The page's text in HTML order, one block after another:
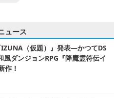
ュース
（仮題）』発表―かつてDS
風ダンジョンRPG『降魔霊符伝イ
作！